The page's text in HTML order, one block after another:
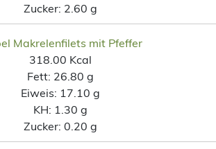
Zucker: 2.60 g
Makrelenfilets mit Pfeffer
318.00 Kcal
Fett: 26.80 g
Eiweis: 17.10 g
KH: 1.30 g
Zucker: 0.20 g